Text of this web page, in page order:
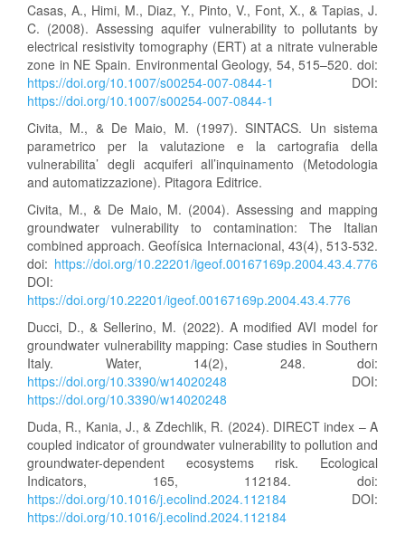
Casas, A., Himi, M., Diaz, Y., Pinto, V., Font, X., & Tapias, J.
C. (2008). Assessing aquifer vulnerability to pollutants by
electrical resistivity tomography (ERT) at a nitrate vulnerable
zone in NE Spain. Environmental Geology, 54, 515–520. doi:
https://doi.org/10.1007/s00254-007-0844-1
DOI:
https://doi.org/10.1007/s00254-007-0844-1
Civita, M., & De Maio, M. (1997). SINTACS. Un sistema
parametrico per la valutazione e la cartografia della
vulnerabilita’ degli acquiferi all’inquinamento (Metodologia
and automatizzazione). Pitagora Editrice.
Civita, M., & De Maio, M. (2004). Assessing and mapping
groundwater vulnerability to contamination: The Italian
combined approach. Geofísica Internacional, 43(4), 513-532.
doi: https://doi.org/10.22201/igeof.00167169p.2004.43.4.776
DOI:
https://doi.org/10.22201/igeof.00167169p.2004.43.4.776
Ducci, D., & Sellerino, M. (2022). A modified AVI model for
groundwater vulnerability mapping: Case studies in Southern
Italy. Water, 14(2), 248. doi:
https://doi.org/10.3390/w14020248 DOI:
https://doi.org/10.3390/w14020248
Duda, R., Kania, J., & Zdechlik, R. (2024). DIRECT index – A
coupled indicator of groundwater vulnerability to pollution and
groundwater-dependent ecosystems risk. Ecological
Indicators, 165, 112184. doi:
https://doi.org/10.1016/j.ecolind.2024.112184 DOI:
https://doi.org/10.1016/j.ecolind.2024.112184